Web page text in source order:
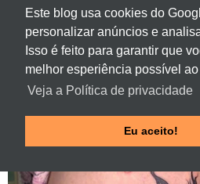
Este blog usa cookies do
personalizar anúncios e
Isso é feito para garantir que
melhor esperiência possível
Veja a Política de privacidade
Eu aceito!